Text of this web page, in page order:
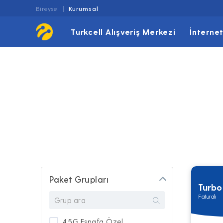
Bireysel Kurumsal
Turkcell Alışveriş Merkezi İnternet
Faturalı
Paket Grupları